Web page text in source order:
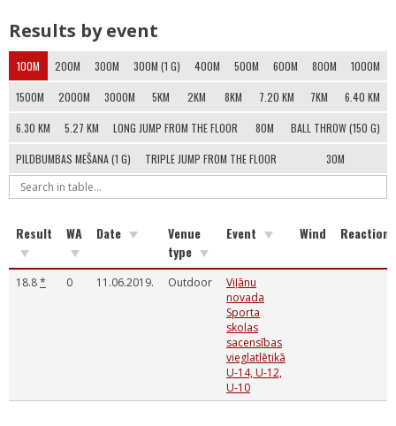
Results by event
100M 200M 300M 300M (1 G) 400M 500M 600M 800M 1000M
1500M 2000M 3000M 5KM 2KM 8KM 7.20 KM 7KM 6.40 KM
6.30 KM 5.27 KM LONG JUMP FROM THE FLOOR 80M BALL THROW (150 G)
PILDBUMBAS MEŠANA (1 G) TRIPLE JUMP FROM THE FLOOR 30M
Result WA Date
Venue
type
Event Wind Reaction
18.8* 0 11.06.2019. Outdoor
Viļānu
novada
Sporta
skolas
sacensības
vieglatlētikā
U-14, U-12,
U-10